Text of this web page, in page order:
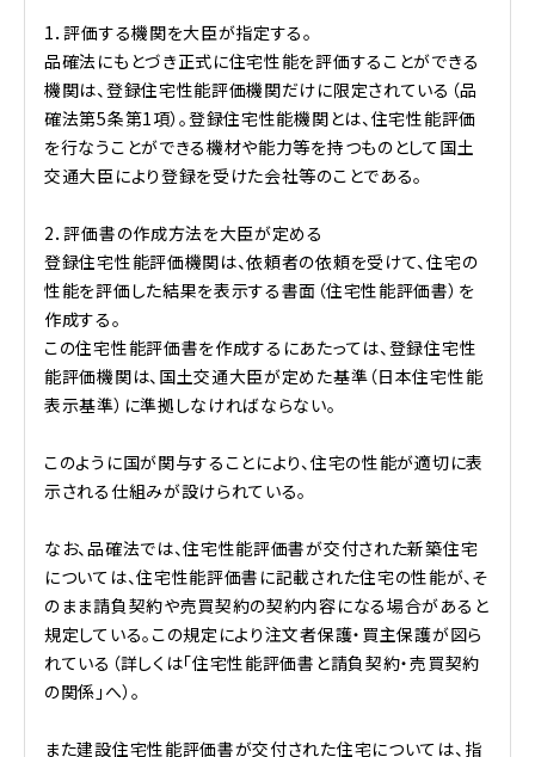
1．評価する機関を大臣が指定する。
品確法にもとづき正式に住宅性能を評価することができる
機関は、登録住宅性能評価機関だけに限定されている（品
確法第5条第1項）。登録住宅性能機関とは、住宅性能評価
を行なうことができる機材や能力等を持つものとして国土
交通大臣により登録を受けた会社等のことである。
2．評価書の作成方法を大臣が定める
登録住宅性能評価機関は、依頼者の依頼を受けて、住宅の
性能を評価した結果を表示する書面（住宅性能評価書）を
作成する。
この住宅性能評価書を作成するにあたっては、登録住宅性
能評価機関は、国土交通大臣が定めた基準（日本住宅性能
表示基準）に準拠しなければならない。
このように国が関与することにより、住宅の性能が適切に表
示される仕組みが設けられている。
なお、品確法では、住宅性能評価書が交付された新築住宅
については、住宅性能評価書に記載された住宅の性能が、そ
のまま請負契約や売買契約の契約内容になる場合があると
規定している。この規定により注文者保護・買主保護が図ら
れている（詳しくは「住宅性能評価書と請負契約・売買契約
の関係」へ）。
また建設住宅性能評価書が交付された住宅については、指